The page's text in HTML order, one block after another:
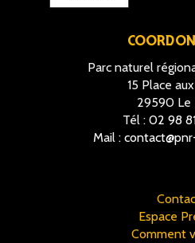
Parc naturel
15 Place
29590 Le
Tél : 02 98
Mail :
Espace
Comment